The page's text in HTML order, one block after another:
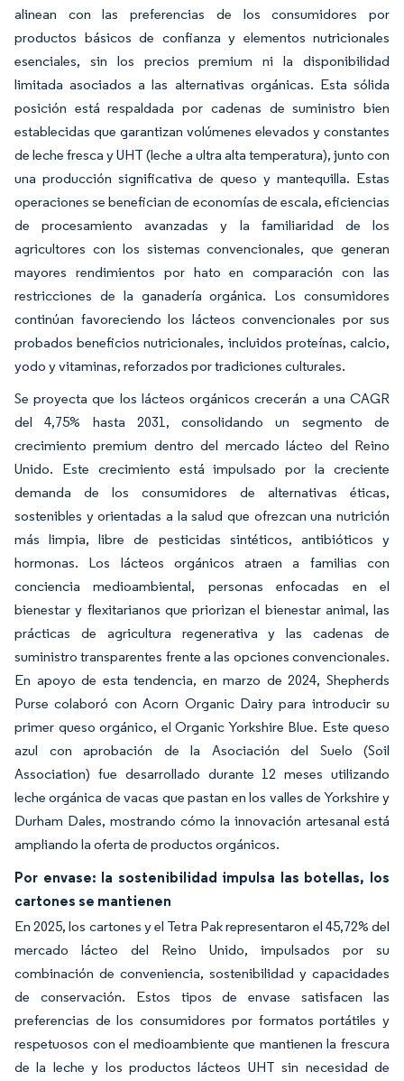
alinean con las preferencias de los consumidores por
productos básicos de confianza y elementos nutricionales
esenciales, sin los precios premium ni la disponibilidad
limitada asociados a las alternativas orgánicas. Esta sólida
posición está respaldada por cadenas de suministro bien
establecidas que garantizan volúmenes elevados y constantes
de leche fresca y UHT (leche a ultra alta temperatura), junto con
una producción significativa de queso y mantequilla. Estas
operaciones se benefician de economías de escala, eficiencias
de procesamiento avanzadas y la familiaridad de los
agricultores con los sistemas convencionales, que generan
mayores rendimientos por hato en comparación con las
restricciones de la ganadería orgánica. Los consumidores
continúan favoreciendo los lácteos convencionales por sus
probados beneficios nutricionales, incluidos proteínas, calcio,
yodo y vitaminas, reforzados por tradiciones culturales.
Se proyecta que los lácteos orgánicos crecerán a una CAGR
del 4,75% hasta 2031, consolidando un segmento de
crecimiento premium dentro del mercado lácteo del Reino
Unido. Este crecimiento está impulsado por la creciente
demanda de los consumidores de alternativas éticas,
sostenibles y orientadas a la salud que ofrezcan una nutrición
más limpia, libre de pesticidas sintéticos, antibióticos y
hormonas. Los lácteos orgánicos atraen a familias con
conciencia medioambiental, personas enfocadas en el
bienestar y flexitarianos que priorizan el bienestar animal, las
prácticas de agricultura regenerativa y las cadenas de
suministro transparentes frente a las opciones convencionales.
En apoyo de esta tendencia, en marzo de 2024, Shepherds
Purse colaboró con Acorn Organic Dairy para introducir su
primer queso orgánico, el Organic Yorkshire Blue. Este queso
azul con aprobación de la Asociación del Suelo (Soil
Association) fue desarrollado durante 12 meses utilizando
leche orgánica de vacas que pastan en los valles de Yorkshire y
Durham Dales, mostrando cómo la innovación artesanal está
ampliando la oferta de productos orgánicos.
Por envase: la sostenibilidad impulsa las botellas, los
cartones se mantienen
En 2025, los cartones y el Tetra Pak representaron el 45,72% del
mercado lácteo del Reino Unido, impulsados por su
combinación de conveniencia, sostenibilidad y capacidades
de conservación. Estos tipos de envase satisfacen las
preferencias de los consumidores por formatos portátiles y
respetuosos con el medioambiente que mantienen la frescura
de la leche y los productos lácteos UHT sin necesidad de